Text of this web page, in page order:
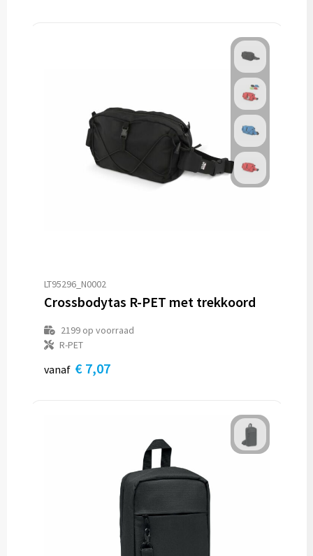
LT95296_N0002
Crossbodytas R-PET met trekkoord
2199op voorraad
R-PET
vanaf € 7,07